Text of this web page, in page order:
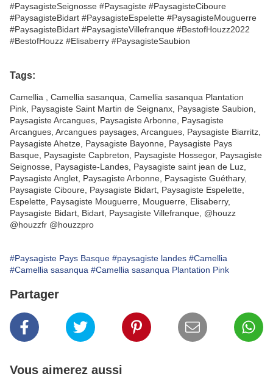
#PaysagisteSeignosse #Paysagiste #PaysagisteCiboure
#PaysagisteBidart #PaysagisteEspelette #PaysagisteMouguerre
#PaysagisteBidart #PaysagisteVillefranque #BestofHouzz2022
#BestofHouzz #Elisaberry #PaysagisteSaubion
Tags:
Camellia , Camellia sasanqua, Camellia sasanqua Plantation
Pink, Paysagiste Saint Martin de Seignanx, Paysagiste Saubion,
Paysagiste Arcangues, Paysagiste Arbonne, Paysagiste
Arcangues, Arcangues paysages, Arcangues, Paysagiste Biarritz,
Paysagiste Ahetze, Paysagiste Bayonne, Paysagiste Pays
Basque, Paysagiste Capbreton, Paysagiste Hossegor, Paysagiste
Seignosse, Paysagiste-Landes, Paysagiste saint jean de Luz,
Paysagiste Anglet, Paysagiste Arbonne, Paysagiste Guéthary,
Paysagiste Ciboure, Paysagiste Bidart, Paysagiste Espelette,
Espelette, Paysagiste Mouguerre, Mouguerre, Elisaberry,
Paysagiste Bidart, Bidart, Paysagiste Villefranque, @houzz
@houzzfr @houzzpro
#Paysagiste Pays Basque #paysagiste landes #Camellia
#Camellia sasanqua #Camellia sasanqua Plantation Pink
Partager
Vous aimerez aussi